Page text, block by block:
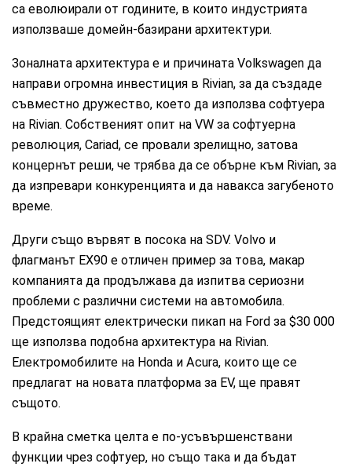
са еволюирали от годините, в които индустрията
използваше домейн-базирани архитектури.
Зоналната архитектура е и причината Volkswagen да
направи огромна инвестиция в Rivian, за да създаде
съвместно дружество, което да използва софтуера
на Rivian. Собственият опит на VW за софтуерна
революция, Cariad, се провали зрелищно, затова
концернът реши, че трябва да се обърне към Rivian, за
да изпревари конкуренцията и да навакса загубеното
време.
Други също вървят в посока на SDV. Volvo и
флагманът EX90 е отличен пример за това, макар
компанията да продължава да изпитва сериозни
проблеми с различни системи на автомобила.
Предстоящият електрически пикап на Ford за $30 000
ще използва подобна архитектура на Rivian.
Електромобилите на Honda и Acura, които ще се
предлагат на новата платформа за EV, ще правят
същото.
В крайна сметка целта е по-усъвършенствани
функции чрез софтуер, но също така и да бъдат